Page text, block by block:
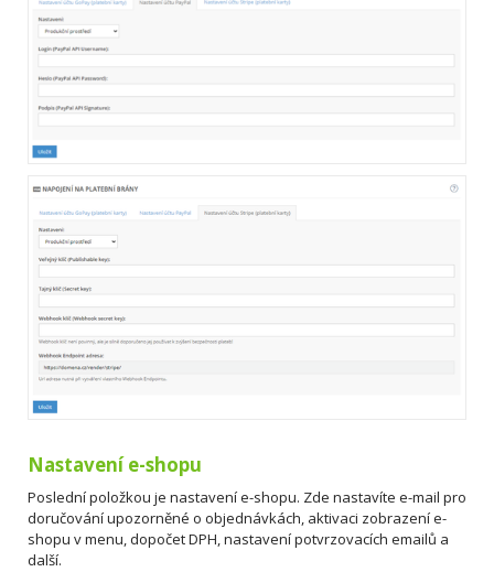
Nastavení e-shopu
Poslední položkou je nastavení e-shopu. Zde nastavíte e-mail pro
doručování upozorněné o objednávkách, aktivaci zobrazení e-
shopu v menu, dopočet DPH, nastavení potvrzovacích emailů a
další.